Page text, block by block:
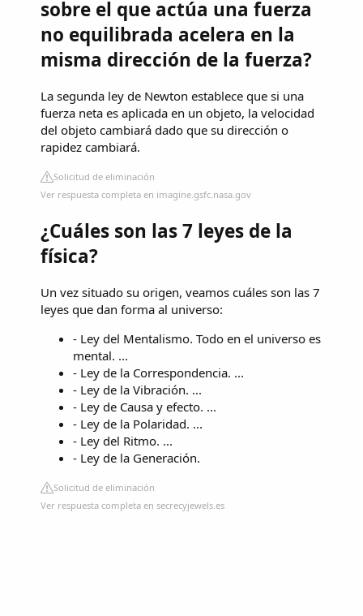
sobre el que actúa una fuerza
no equilibrada acelera en la
misma dirección de la fuerza?
La segunda ley de Newton establece que si una
fuerza neta es aplicada en un objeto, la velocidad
del objeto cambiará dado que su dirección o
rapidez cambiará.
Solicitud de eliminación
Ver respuesta completa en imagine.gsfc.nasa.gov
¿Cuáles son las 7 leyes de la
física?
Un vez situado su origen, veamos cuáles son las 7
leyes que dan forma al universo:
- Ley del Mentalismo. Todo en el universo es
mental. ...
- Ley de la Correspondencia. ...
- Ley de la Vibración. ...
- Ley de Causa y efecto. ...
- Ley de la Polaridad. ...
- Ley del Ritmo. ...
- Ley de la Generación.
Solicitud de eliminación
Ver respuesta completa en secrecyjewels.es